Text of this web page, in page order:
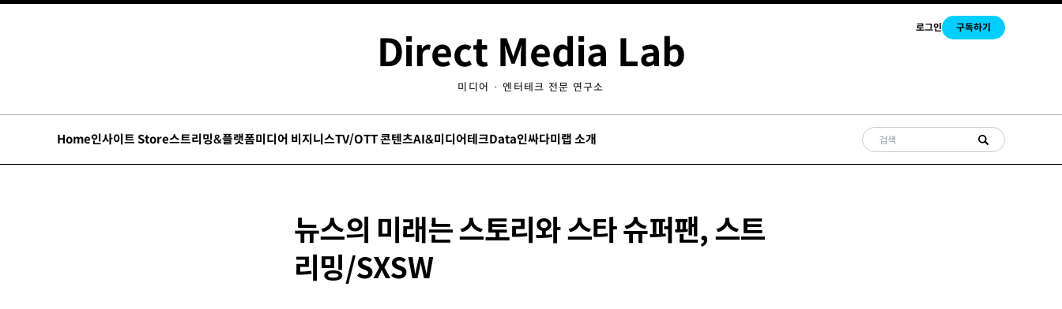
로그인 구독하기
Direct Media Lab
미디어 · 엔터테크 전문 연구소
Home인사이트 Store스트리밍&플랫폼미디어 비지니스TV/OTT 콘텐츠AI&미디어테크Data인싸다미랩 소개
뉴스의 미래는 스토리와 스타 슈퍼팬, 스트
리밍/SXSW